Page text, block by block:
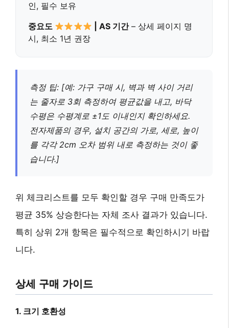
인, 필수 보유
중요도
| AS 기간– 상세 페이지 명
시, 최소 1년 권장
측정 팁: [예: 가구 구매 시, 벽과 벽 사이 거리
는 줄자로 3회 측정하여 평균값을 내고, 바닥
수평은 수평계로 ±1도 이내인지 확인하세요.
전자제품의 경우, 설치 공간의 가로, 세로, 높이
를 각각 2cm 오차 범위 내로 측정하는 것이 좋
습니다.]
위 체크리스트를 모두 확인할 경우 구매 만족도가
평균 35% 상승한다는 자체 조사 결과가 있습니다.
특히 상위 2개 항목은 필수적으로 확인하시기 바랍
니다.
상세 구매 가이드
1. 크기 호환성